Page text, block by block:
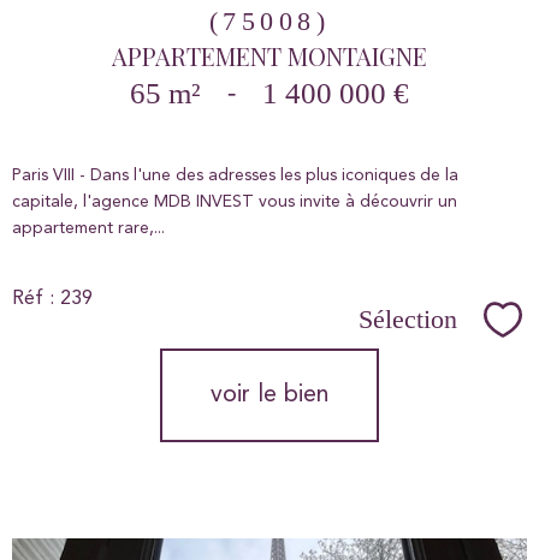
(75008)
APPARTEMENT MONTAIGNE
65 m²
- 1 400 000 €
Paris VIII - Dans l'une des adresses les plus iconiques de la
capitale, l'agence MDB INVEST vous invite à découvrir un
appartement rare,...
Réf : 239
Sélection
voir le bien